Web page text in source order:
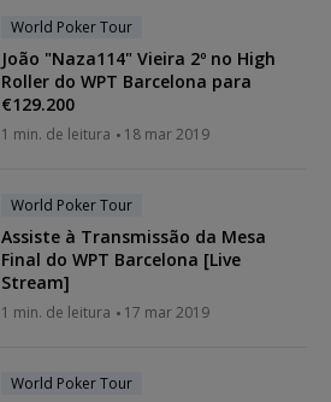
World Poker Tour
João "Naza114" Vieira 2º no High
Roller do WPT Barcelona para
€129.200
1 min. de leitura 18 mar 2019
World Poker Tour
Assiste à Transmissão da Mesa
Final do WPT Barcelona [Live
Stream]
1 min. de leitura 17 mar 2019
World Poker Tour